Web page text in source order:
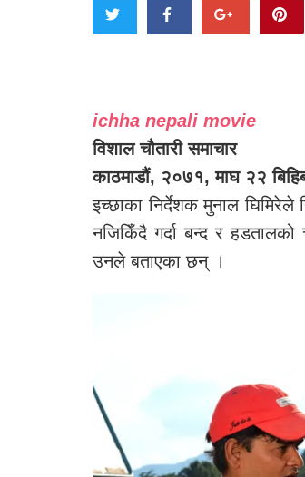
ichha nepali movie
विशाल चौतारी समाचार
काठमाडौं, २०७१, माघ २२
इच्छाका निर्देशक मुनाल
नजिकिँदै गर्दा बन्द र
उनले बताएका छन् ।